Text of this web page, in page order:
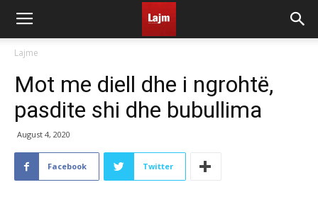
Lajme
Mot me diell dhe i ngrohtë,
pasdite shi dhe bubullima
August 4, 2020
Facebook Twitter